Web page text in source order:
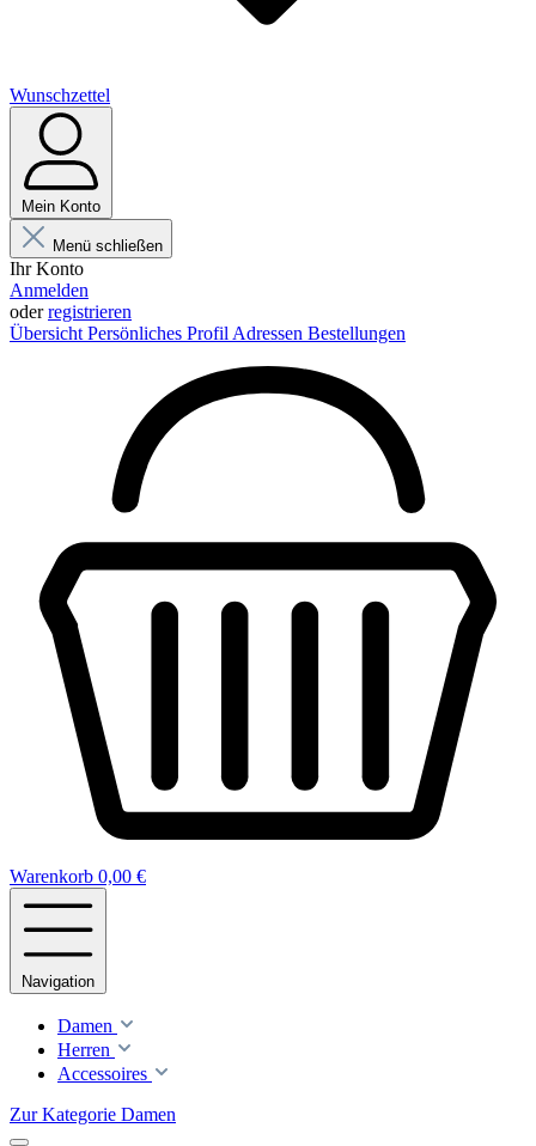
Wunschzettel
Mein Konto
Menü schließen
Ihr Konto
Anmelden
oderregistrieren
Übersicht Persönliches Profil Adressen Bestellungen
Warenkorb 0,00 €
Navigation
Damen
Herren
Accessoires
Zur Kategorie Damen